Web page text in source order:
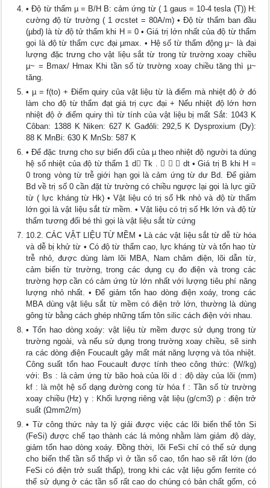
• Độ từ thẩm µ = B/H B: cảm ứng từ ( 1 gaus = 10-4 tesla (T)) H:
cường độ từ trường ( 1 ơcstet = 80A/m) • Độ từ thẩm ban đầu
(µbd) là từ độ tử thẩm khi H = 0 • Giá trị lớn nhất của độ từ thẩm
gọi là độ từ thẩm cực đại µmax. • Hệ số từ thẩm động µ~ là đại
lượng đặc trưng cho vật liệu sắt từ trong từ trường xoay chiều
µ~ = Bmax/ Hmax Khi tần số từ trường xoay chiều tăng thì µ~
tăng.
• µ = f(to) + Điểm quiry của vật liệu từ là điểm mà nhiệt độ ở đó
làm cho độ từ thẩm đạt giá trị cực đại + Nếu nhiệt độ lớn hơn
nhiệt độ ở điểm quiry thì từ tính của vật liệu bị mất Sắt: 1043 K
Côban: 1388 K Niken: 627 K Gađôli: 292,5 K Dysproxium (Dy):
88 K MnBi: 630 K MnSb: 587 K
• Để đặc trưng cho sự biến đổi của µ theo nhiệt độ người ta dùng
hệ số nhiệt của độ từ thẩm 1 d Tk .    dt • Giá trị B khi H =
0 trong vòng từ trễ giới hạn gọi là cảm ứng từ dư Bd. Để giảm
Bd về trị số 0 cần đặt từ trường có chiều ngược lại gọi là lực giữ
từ ( lực kháng từ Hk) • Vật liệu có trị số Hk nhỏ và độ từ thẩm
lớn gọi là vật liệu sắt từ mềm. • Vật liệu có trị số Hk lớn và độ từ
thẩm tương đối bé thì gọi là vật liệu sắt từ cứng
10.2. CÁC VẬT LIỆU TỪ MỀM • Là các vật liệu sắt từ dễ từ hóa
và dễ bị khử từ • Có độ từ thẩm cao, lực kháng từ và tổn hao từ
trễ nhỏ, được dùng làm lõi MBA, Nam châm điện, lõi dẫn từ,
cảm biến từ trường, trong các dụng cụ đo điện và trong các
trường hợp cần có cảm ứng từ lớn nhất với lượng tiêu phí năng
lượng nhỏ nhất. • Để giảm tổn hao dòng điện xoáy, trong các
MBA dùng vật liệu sắt từ mềm có điện trở lớn, thường là dùng
gông từ bằng cách ghép những tấm tôn silic cách điện với nhau.
• Tổn hao dòng xoáy: vật liệu từ mềm được sử dụng trong từ
trường ngoài, và nếu sử dụng trong trường xoay chiều, sẽ sinh
ra các dòng điện Foucault gây mất mát năng lượng và tỏa nhiệt.
Công suất tổn hao Foucault được tính theo công thức: (W/kg)
với: Bs : là cảm ứng từ bão hoà của lõi d : độ dày của lõi (mm)
kf : là một hệ số dạng đường cong từ hóa f : Tần số từ trường
xoay chiều (Hz) γ : Khối lượng riêng vật liệu (g/cm3) ρ : điện trở
suất (Ωmm2/m)
• Từ công thức này ta lý giải được việc các lõi biến thế tôn Si
(FeSi) được chế tạo thành các lá mỏng nhằm làm giảm độ dày,
giảm tổn hao dòng xoáy. Đồng thời, lõi FeSi chỉ có thể sử dụng
cho biến thế tần số thấp vì ở tần số cao, tổn hao sẽ rất lớn (do
FeSi có điện trở suất thấp), trong khi các vật liệu gốm ferrite có
thể sử dụng ở các tần số rất cao do chúng có bản chất gốm, có